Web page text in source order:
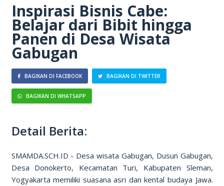
Inspirasi Bisnis Cabe:
Belajar dari Bibit hingga
Panen di Desa Wisata
Gabugan
BAGIKAN DI FACEBOOK BAGIKAN DI TWITTER
BAGIKAN DI WHATSAPP
Detail Berita:
SMAMDA.SCH.ID - Desa wisata Gabugan, Dusun Gabugan,
Desa Donokerto, Kecamatan Turi, Kabupaten Sleman,
Yogyakarta memiliki suasana asri dan kental budaya Jawa.